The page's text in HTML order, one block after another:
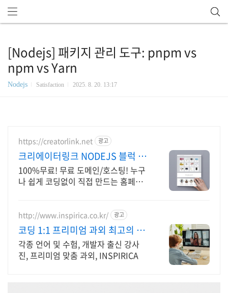
[Nodejs] 패키지 관리 도구: pnpm vs
npm vs Yarn
Nodejs Satisfaction 2025. 8. 20. 13:17
https://creatorlink.net 광고
크리에이터링크 NODEJS 블럭 쌓
기로 만드는 홈페이지
100%무료! 무료 도메인/호스팅! 누구
나 쉽게 코딩없이 직접 만드는 홈페이
터링크에서.
http://www.inspirica.co.kr/ 광고
코딩 1:1 프리미엄 과외 최고의 선
생님들과 함께
각종 언어 및 수험, 개발자 출신 강사
진, 프리미엄 맞춤 과외, INSPIRICA